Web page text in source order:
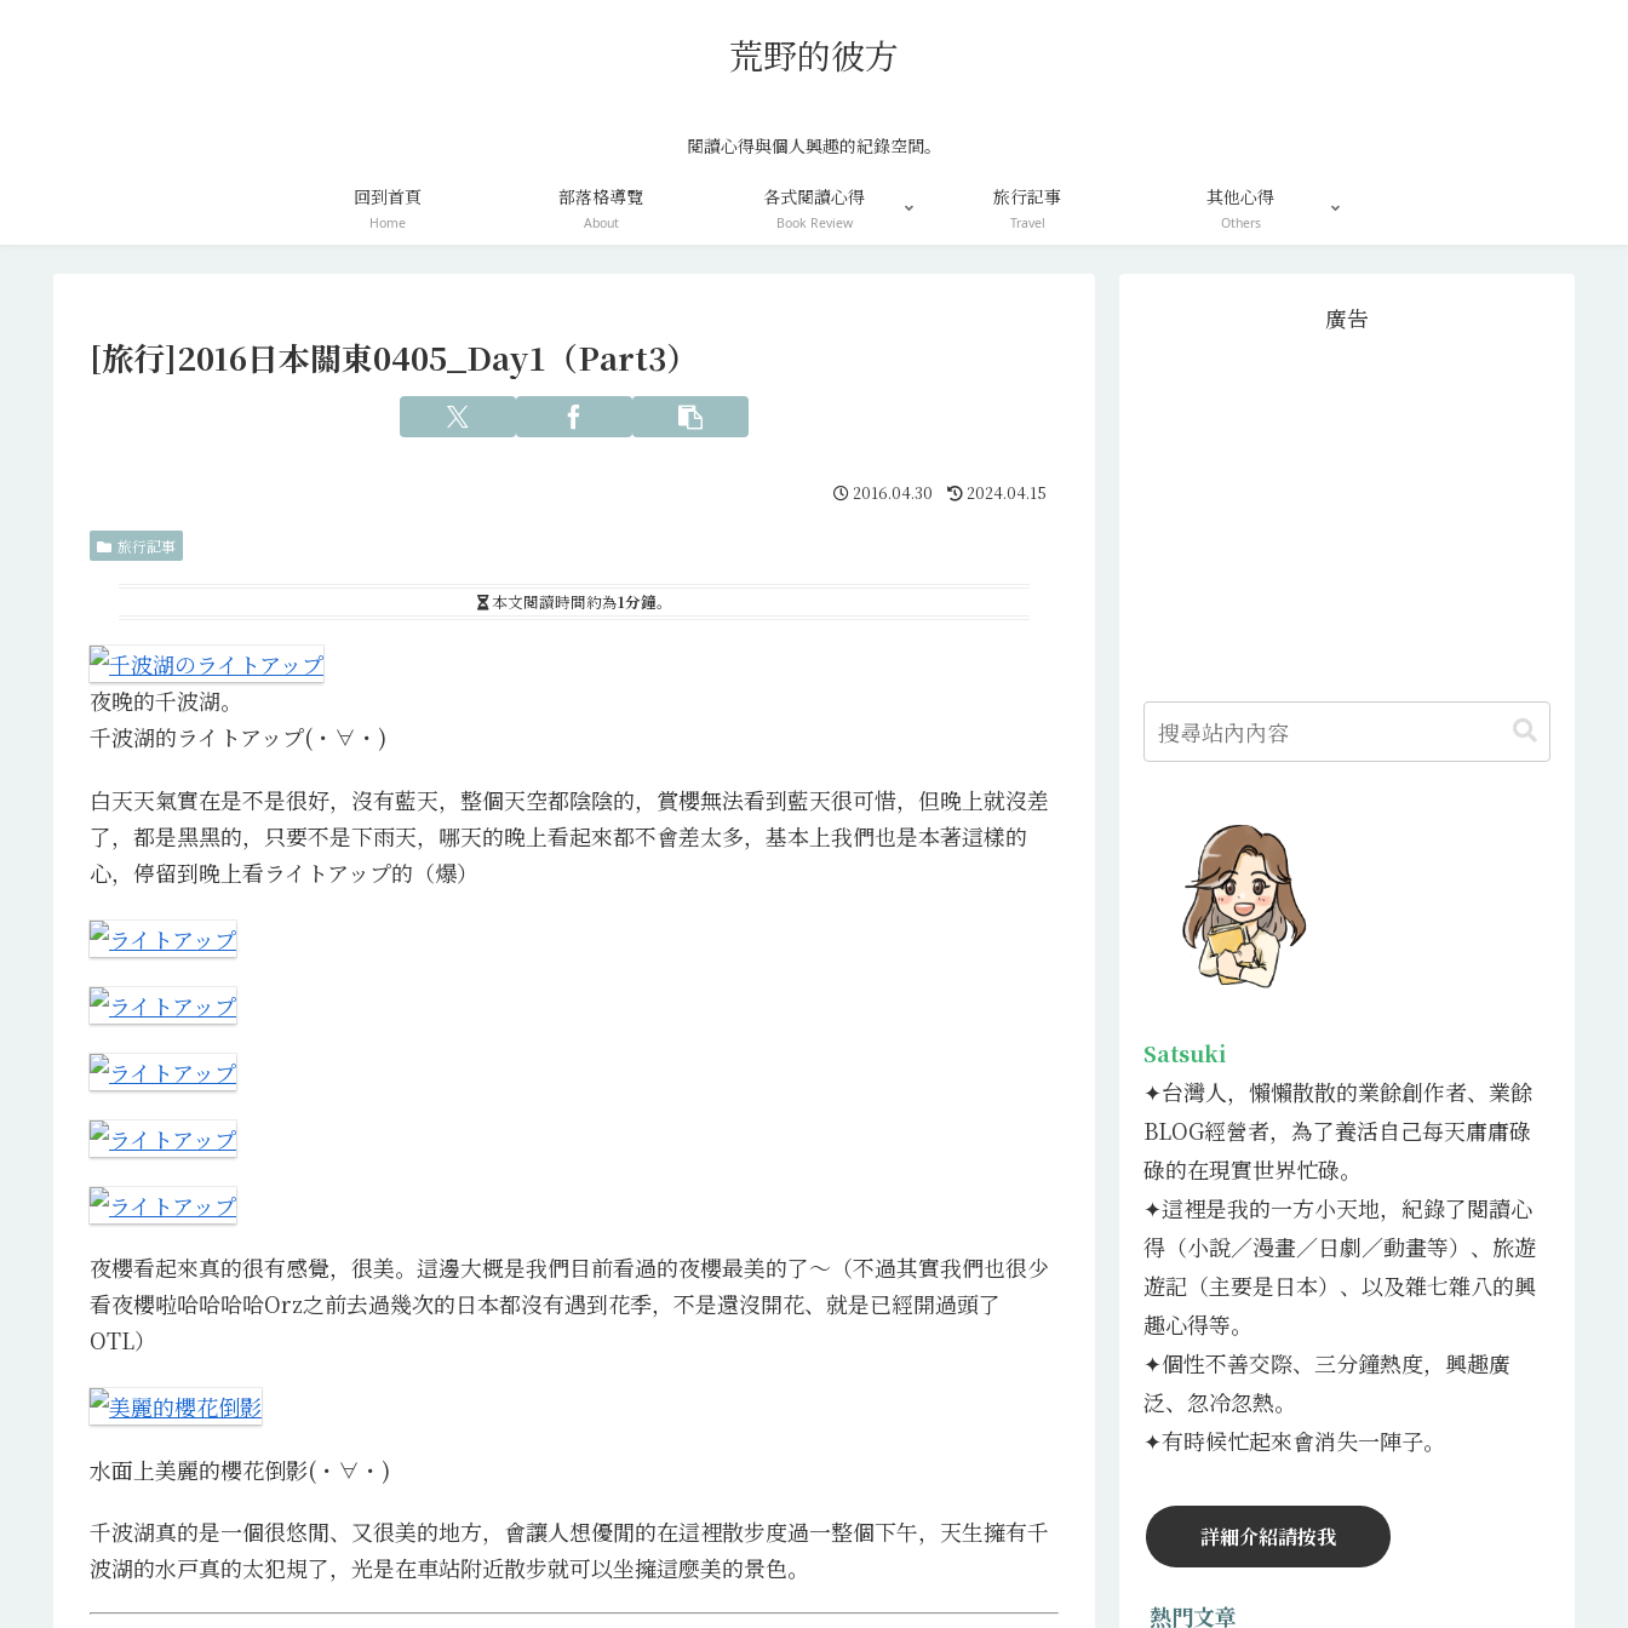
荒野的彼方
閱讀心得與個人興趣的紀錄空間。
回到首頁
Home
部落格導覽
About
各式閱讀心得
Book Review
旅行記事
Travel
其他心得
Others
[旅行]2016日本關東0405_Day1（Part3）
2016.04.30 2024.04.15
旅行記事
本文閱讀時間約為1分鐘。
夜晚的千波湖。
千波湖的ライトアップ(・∀・)
白天天氣實在是不是很好，沒有藍天，整個天空都陰陰的，賞櫻無法看到藍天很可惜，但晚上就沒差
了，都是黑黑的，只要不是下雨天，哪天的晚上看起來都不會差太多，基本上我們也是本著這樣的
心，停留到晚上看ライトアップ的（爆）
夜櫻看起來真的很有感覺，很美。這邊大概是我們目前看過的夜櫻最美的了～（不過其實我們也很少
看夜櫻啦哈哈哈哈Orz之前去過幾次的日本都沒有遇到花季，不是還沒開花、就是已經開過頭了
OTL）
水面上美麗的櫻花倒影(・∀・)
千波湖真的是一個很悠閒、又很美的地方，會讓人想優閒的在這裡散步度過一整個下午，天生擁有千
波湖的水戸真的太犯規了，光是在車站附近散步就可以坐擁這麼美的景色。
廣告
Satsuki
✦台灣人，懶懶散散的業餘創作者、業餘
BLOG經營者，為了養活自己每天庸庸碌
碌的在現實世界忙碌。
✦這裡是我的一方小天地，紀錄了閱讀心
得（小說／漫畫／日劇／動畫等）、旅遊
遊記（主要是日本）、以及雜七雜八的興
趣心得等。
✦個性不善交際、三分鐘熱度，興趣廣
泛、忽冷忽熱。
✦有時候忙起來會消失一陣子。
詳細介紹請按我
熱門文章